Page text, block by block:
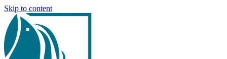
Skip to content